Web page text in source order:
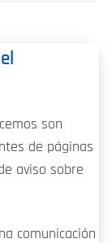
son
de páginas
aviso sobre
comunicación